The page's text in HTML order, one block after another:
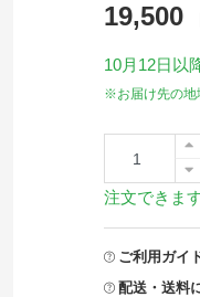
19,500
10月12日 以
※お届け先の地
注文できま
ご利用ガイ
配送・送料